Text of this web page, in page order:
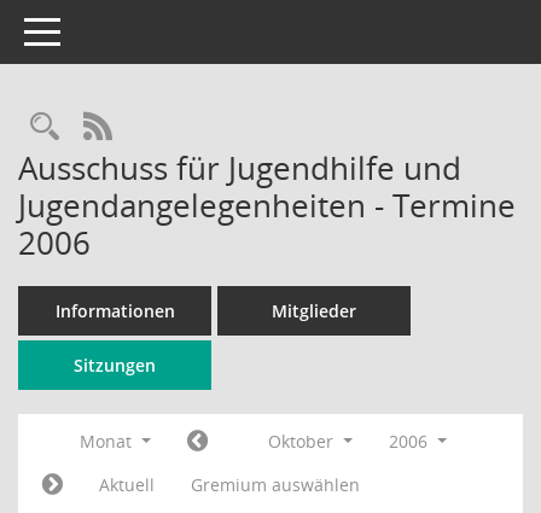
Toggle navigation
Rechercheauswahl
RSS-Feed
Ausschuss für Jugendhilfe und
Jugendangelegenheiten - Termine
2006
Informationen Mitglieder
Sitzungen
Monat Oktober
2006
Aktuell
Gremium auswählen